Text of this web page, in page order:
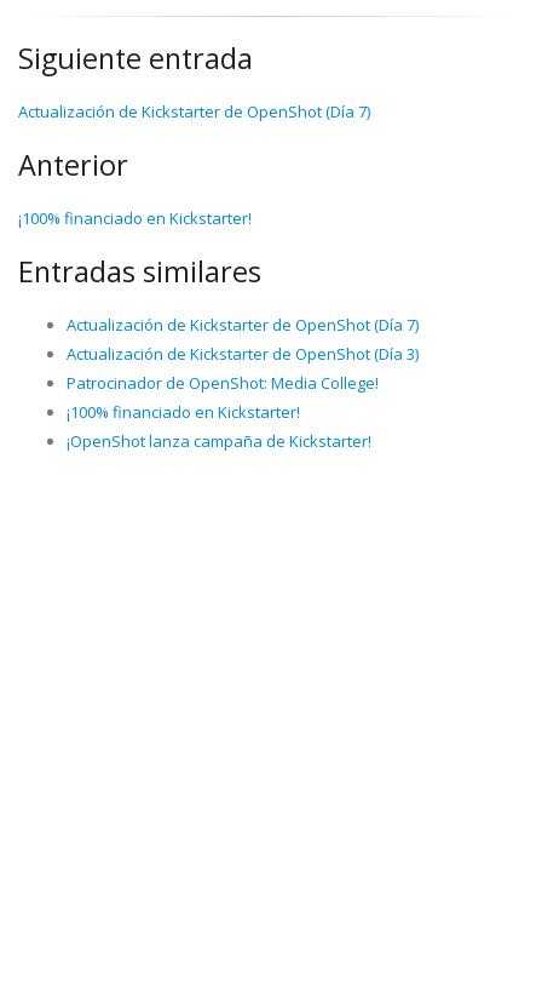
Siguiente entrada
Actualización de Kickstarter de OpenShot (Día 7)
Anterior
¡100% financiado en Kickstarter!
Entradas similares
Actualización de Kickstarter de OpenShot (Día 7)
Actualización de Kickstarter de OpenShot (Día 3)
Patrocinador de OpenShot: Media College!
¡100% financiado en Kickstarter!
¡OpenShot lanza campaña de Kickstarter!